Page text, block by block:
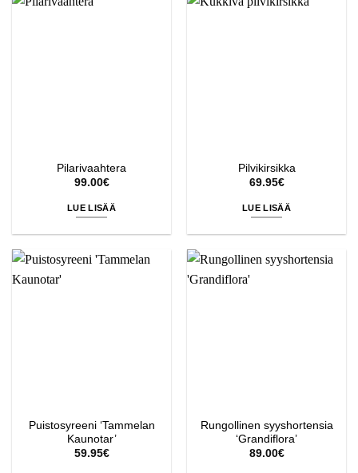
Pilarivaahtera
99.00€
LUE LISÄÄ
Pilvikirsikka
69.95€
LUE LISÄÄ
Puistosyreeni ‘Tammelan
Kaunotar’
59.95€
Rungollinen syyshortensia
‘Grandiflora’
89.00€